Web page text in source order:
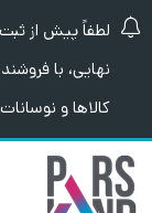
لطفاً پیش از
نهایی، با
کالاها و